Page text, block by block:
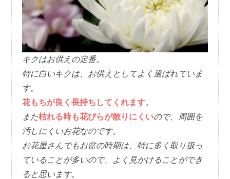
キクはお供えの定番。
特に白いキクは、お供えとしてよく選ばれていま
す。
花もちが良く長持ちしてくれます。
また枯れる時も花びらが散りにくいので、周囲を
汚しにくいお花なのです。
お花屋さんでもお盆の時期は、特に多く取り扱っ
ていることが多いので、よく見かけることができ
ると思います。